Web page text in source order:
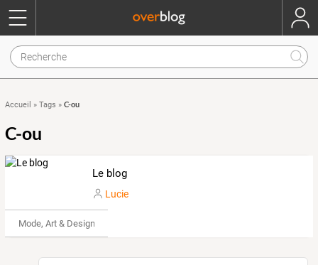
Accueil » Tags » C-ou
C-ou
Le blog
Lucie
Mode, Art & Design